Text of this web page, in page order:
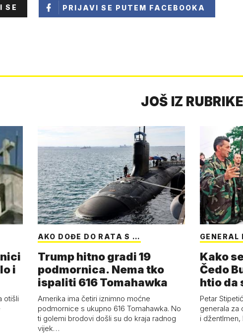
SE PRIJAVI SE PUTEM FACEBOOKA
JOŠ IZ RUBRIKE
i
otišli
AKO DOĐE DO RATA S …
Trump hitno gradi 19
podmornica. Nema tko
ispaliti 616 Tomahawka
Amerika ima četiri iznimno moćne
podmornice s ukupno 616 Tomahawka. No
ti golemi brodovi došli su do kraja radnog
vijek…
GENERAL
Kako
Čedo
htio da
ženu'
Petar
generala za
i